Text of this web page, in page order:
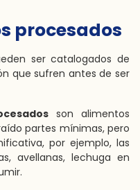
procesados
ser catalogados de
que sufren antes de ser
son alimentos
partes mínimas, pero
por ejemplo, las
avellanas, lechuga en